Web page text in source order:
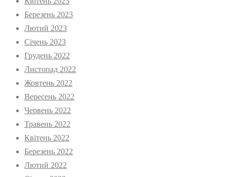
Березень 2023
Лютий 2023
Січень 2023
Грудень 2022
Листопад 2022
Жовтень 2022
Вересень 2022
Червень 2022
Травень 2022
Квітень 2022
Березень 2022
Лютий 2022